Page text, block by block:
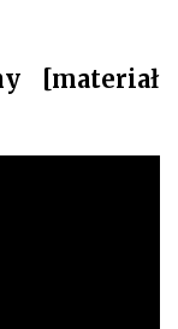
[materiał